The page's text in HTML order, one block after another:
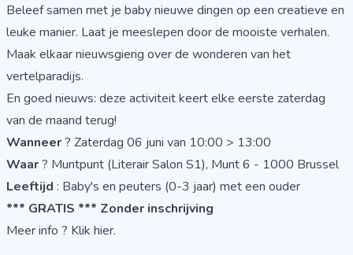
Beleef samen met je baby nieuwe dingen op een creatieve en
leuke manier. Laat je meeslepen door de mooiste verhalen.
Maak elkaar nieuwsgierig over de wonderen van het
vertelparadijs.
En goed nieuws: deze activiteit keert elke eerste zaterdag
van de maand terug!
Wanneer? Zaterdag 06 juni van 10:00 > 13:00
Waar? Muntpunt (Literair Salon S1), Munt 6 - 1000 Brussel
Leeftijd : Baby's en peuters (0-3 jaar) met een ouder
*** GRATIS *** Zonder inschrijving
Meer info ? Klik hier.